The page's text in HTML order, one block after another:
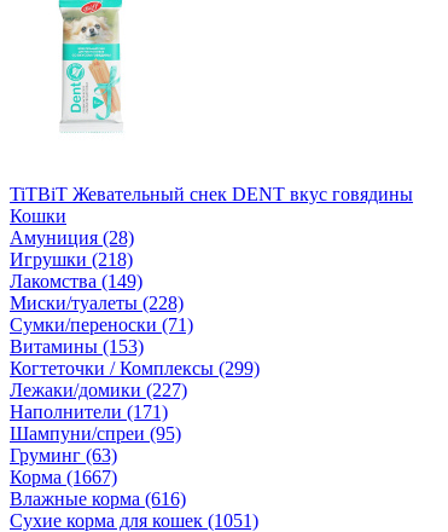
TiTBiT Жевательный снек DENT вкус говядины
Кошки
Амуниция (28)
Игрушки (218)
Лакомства (149)
Миски/туалеты (228)
Сумки/переноски (71)
Витамины (153)
Когтеточки / Комплексы (299)
Лежаки/домики (227)
Наполнители (171)
Шампуни/спреи (95)
Груминг (63)
Корма (1667)
Влажные корма (616)
Сухие корма для кошек (1051)